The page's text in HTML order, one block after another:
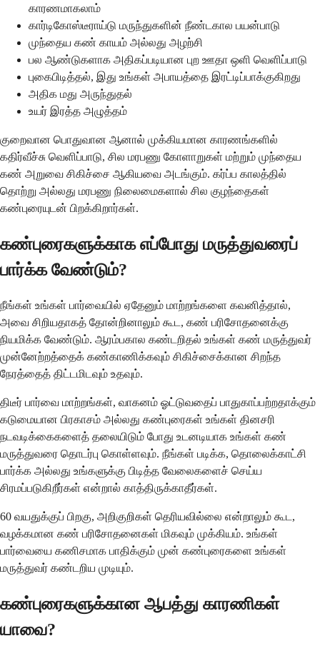
காரணமாகலாம்
கார்டிகோஸ்டீராய்டு மருந்துகளின் நீண்டகால பயன்பாடு
முந்தைய கண் காயம் அல்லது அழற்சி
பல ஆண்டுகளாக அதிகப்படியான புற ஊதா ஒளி வெளிப்பாடு
புகைபிடித்தல், இது உங்கள் அபாயத்தை இரட்டிப்பாக்குகிறது
அதிக மது அருந்துதல்
உயர் இரத்த அழுத்தம்
குறைவான பொதுவான ஆனால் முக்கியமான காரணங்களில்
கதிர்வீச்சு வெளிப்பாடு, சில மரபணு கோளாறுகள் மற்றும் முந்தைய
கண் அறுவை சிகிச்சை ஆகியவை அடங்கும். கர்ப்ப காலத்தில்
தொற்று அல்லது மரபணு நிலைமைகளால் சில குழந்தைகள்
கண்புரையுடன் பிறக்கிறார்கள்.
கண்புரைகளுக்காக எப்போது மருத்துவரைப்
பார்க்க வேண்டும்?
நீங்கள் உங்கள் பார்வையில் ஏதேனும் மாற்றங்களை கவனித்தால்,
அவை சிறியதாகத் தோன்றினாலும் கூட, கண் பரிசோதனைக்கு
நியமிக்க வேண்டும். ஆரம்பகால கண்டறிதல் உங்கள் கண் மருத்துவர்
முன்னேற்றத்தைக் கண்காணிக்கவும் சிகிச்சைக்கான சிறந்த
நேரத்தைத் திட்டமிடவும் உதவும்.
திடீர் பார்வை மாற்றங்கள், வாகனம் ஓட்டுவதைப் பாதுகாப்பற்றதாக்கும்
கடுமையான பிரகாசம் அல்லது கண்புரைகள் உங்கள் தினசரி
நடவடிக்கைகளைத் தலையிடும் போது உடனடியாக உங்கள் கண்
மருத்துவரை தொடர்பு கொள்ளவும். நீங்கள் படிக்க, தொலைக்காட்சி
பார்க்க அல்லது உங்களுக்கு பிடித்த வேலைகளைச் செய்ய
சிரமப்படுகிறீர்கள் என்றால் காத்திருக்காதீர்கள்.
60 வயதுக்குப் பிறகு, அறிகுறிகள் தெரியவில்லை என்றாலும் கூட,
வழக்கமான கண் பரிசோதனைகள் மிகவும் முக்கியம். உங்கள்
பார்வையை கணிசமாக பாதிக்கும் முன் கண்புரைகளை உங்கள்
மருத்துவர் கண்டறிய முடியும்.
கண்புரைகளுக்கான ஆபத்து காரணிகள்
யாவை?